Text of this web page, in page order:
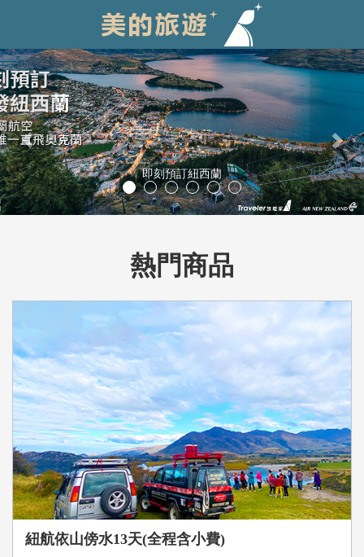
立山黑部
Previous
熱門商品
紐航依山傍水13天(全程含小費)